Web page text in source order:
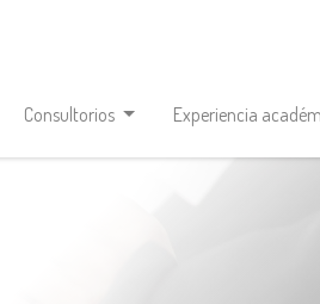
Consultorios Experiencia